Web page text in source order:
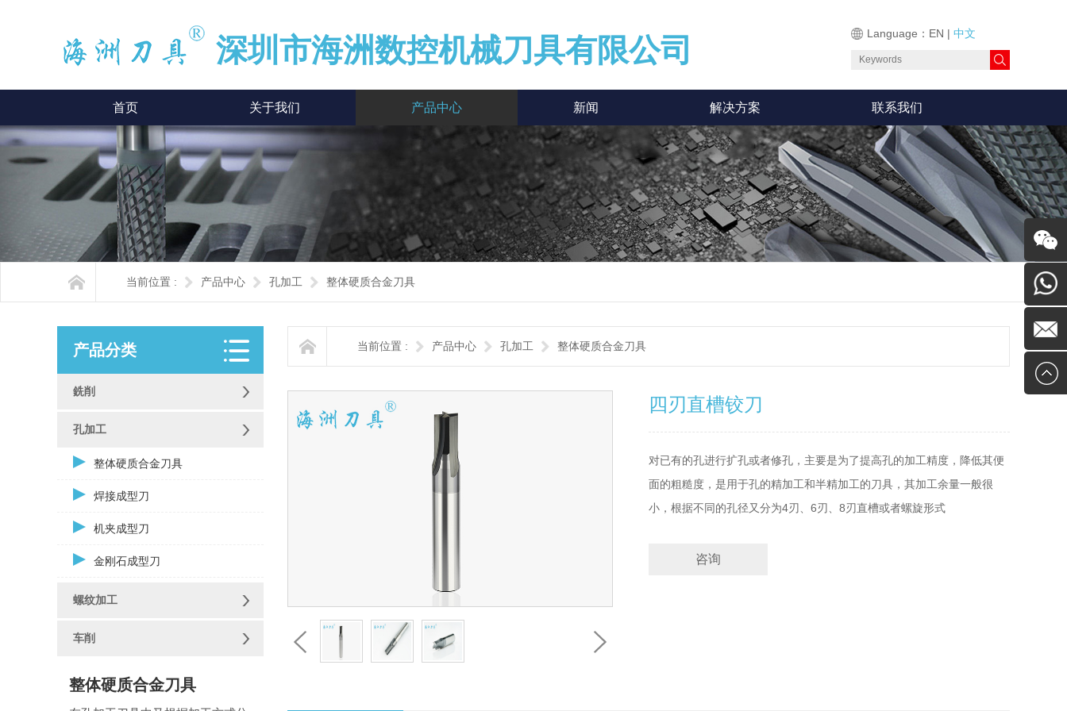
深圳市海洲数控机械刀具有限公司 Language： EN | 中文
首页 关于我们 产品中心 新闻 解决方案 联系我们
当前位置 : 产品中心 孔加工 整体硬质合金刀具
产品分类
銑削
孔加工
整体硬质合金刀具
焊接成型刀
机夹成型刀
金刚石成型刀
螺纹加工
车削
整体硬质合金刀具
当前位置 : 产品中心 孔加工 整体硬质合金刀具
四刃直槽铰刀
对已有的孔进行扩孔或者修孔，主要是为了提高孔的加工精度，降低其便
面的粗糙度，是用于孔的精加工和半精加工的刀具，其加工余量一般很
小，根据不同的孔径又分为4刃、6刃、8刃直槽或者螺旋形式
咨询
留言
0755-